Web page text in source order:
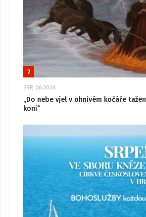
2
SRP, 06 2026
„Do nebe vjel v ohnivém kočáře
koni“